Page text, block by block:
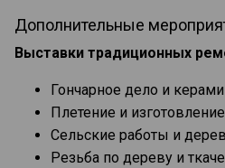
Дополнительные
Выставки традиционных
Гончарное дело и
Плетение и
Сельские работы и
Резьба по дереву и